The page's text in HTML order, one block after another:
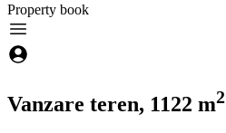
Property book
Vanzare teren, 1122 m2